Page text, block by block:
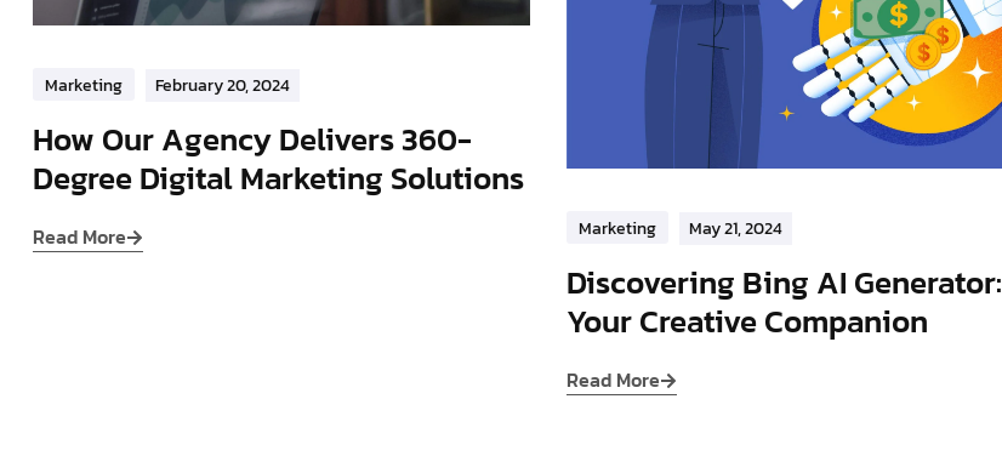
Marketing February 20, 2024
How Our Agency Delivers 360-
Degree Digital Marketing Solutions
Read More Marketing May 21, 2024
Discovering Bing AI Generator:
Your Creative Companion
Read More